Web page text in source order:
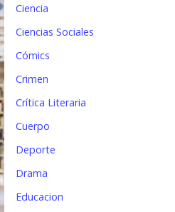
Ciencia
Ciencias Sociales
Cómics
Crimen
Crítica Literaria
Cuerpo
Deporte
Drama
Educacion